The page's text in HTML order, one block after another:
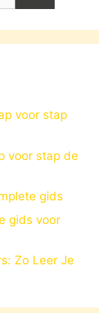
voor stap
voor stap de
gids
gids voor
Zo Leer Je